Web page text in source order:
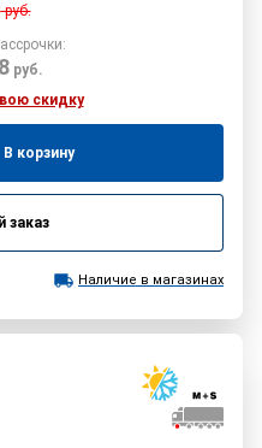
руб.
руб.
скидку
В корзину
заказ
Наличие в магазинах